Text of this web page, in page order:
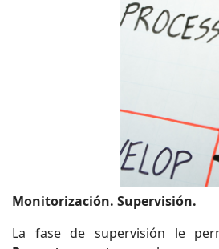
Monitorización. Supervisión.
La fase de supervisión le